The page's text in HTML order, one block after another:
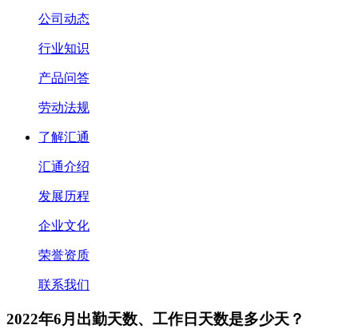
公司动态
行业知识
产品问答
劳动法规
了解汇通
汇通介绍
发展历程
企业文化
荣誉资质
联系我们
2022年6月出勤天数、工作日天数是多少天？